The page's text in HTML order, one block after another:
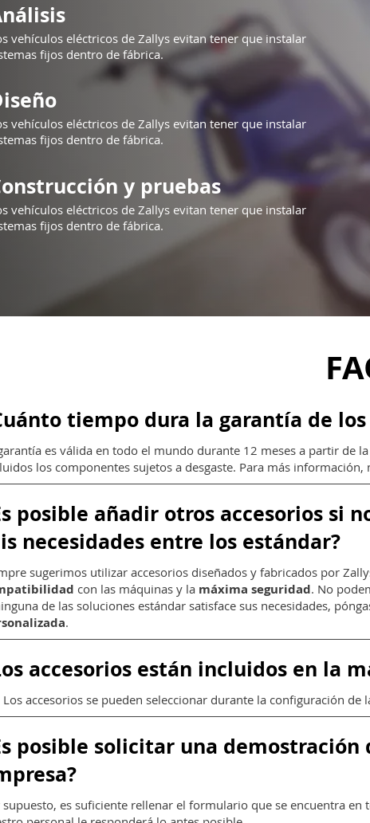
vehículos eléctricos de Zallys evitan tener que instalar
fijos dentro de fábrica.
vehículos eléctricos de Zallys evitan tener que instalar
fijos dentro de fábrica.
y pruebas
vehículos eléctricos de Zallys evitan tener que instalar
fijos dentro de fábrica.
tiempo dura la garantía de
es válida en todo el mundo durante 12 meses a partir de
los componentes sujetos a desgaste. Para más información,
posible añadir otros accesorios si
necesidades entre los estándar?
sugerimos utilizar accesorios diseñados y fabricados por
con las máquinas y la máxima seguridad. No
de las soluciones estándar satisface sus necesidades,
.
accesorios están incluidos en la
Los accesorios se pueden seleccionar durante la configuración de
posible solicitar una
supuesto, es suficiente rellenar el formulario que se encuentra